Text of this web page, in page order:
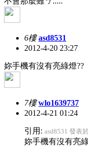
6樓 asd8531
2012-4-20 23:27
妳手機有沒有亮綠燈??
7樓 wlo1639737
2012-4-21 01:24
引用: asd8531 發表
妳手機有沒有亮